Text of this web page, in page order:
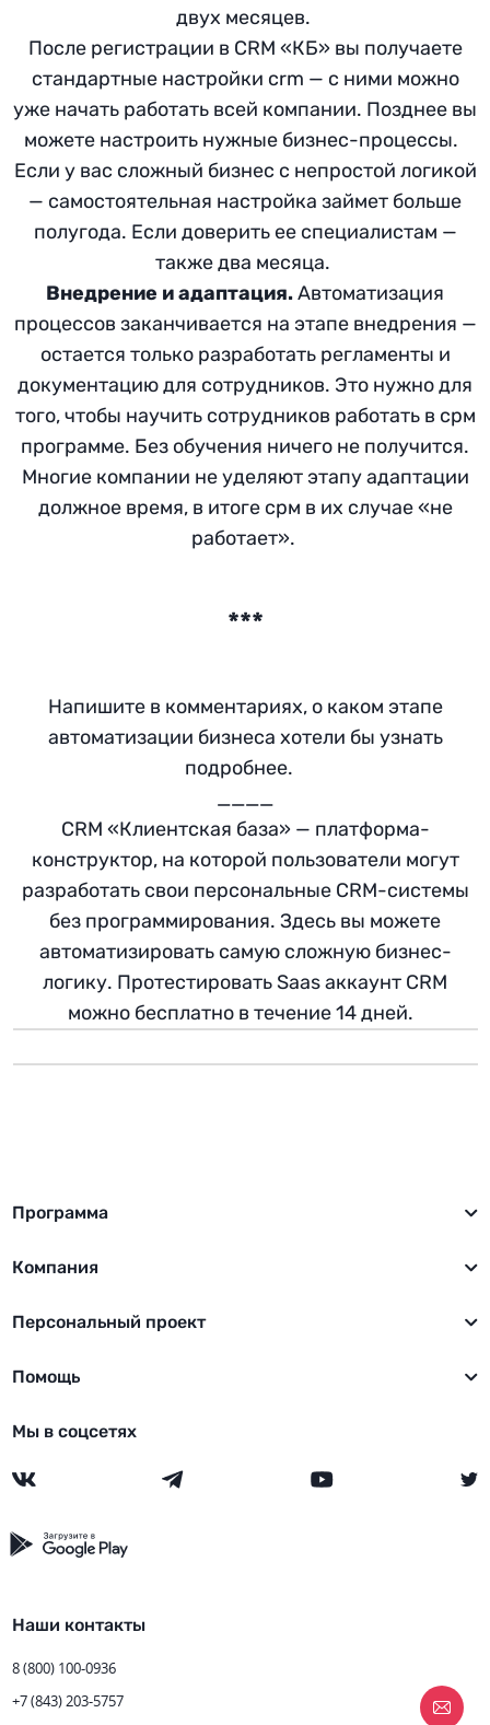
двух месяцев.
После регистрации в CRM «КБ» вы получаете
стандартные настройки crm — с ними можно
уже начать работать всей компании. Позднее вы
можете настроить нужные бизнес-процессы.
Если у вас сложный бизнес с непростой логикой
— самостоятельная настройка займет больше
полугода. Если доверить ее специалистам —
также два месяца.
Внедрение и адаптация.Автоматизация
процессов заканчивается на этапе внедрения —
остается только разработать регламенты и
документацию для сотрудников. Это нужно для
того, чтобы научить сотрудников работать в срм
программе. Без обучения ничего не получится.
Многие компании не уделяют этапу адаптации
должное время, в итоге срм в их случае «не
работает».
***
Напишите в комментариях, о каком этапе
автоматизации бизнеса хотели бы узнать
подробнее.
____
CRM «Клиентская база» — платформа-
конструктор, на которой пользователи могут
разработать свои персональные CRM-системы
без программирования. Здесь вы можете
автоматизировать самую сложную бизнес-
логику. Протестировать Saas аккаунт CRM
можно бесплатно в течение 14 дней.
Программа
Компания
Персональный проект
Помощь
Мы в соцсетях
Наши контакты
8 (800) 100-0936
+7 (843) 203-5757